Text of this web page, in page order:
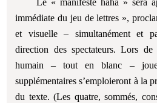
Le « manifeste haha » sera
immédiate du jeu de lettres »,
et visuelle – simultanément et
direction des spectateurs. Lors
humain – tout en blanc –
supplémentaires s’emploieront à la
du texte. (Les quatre, sommés,